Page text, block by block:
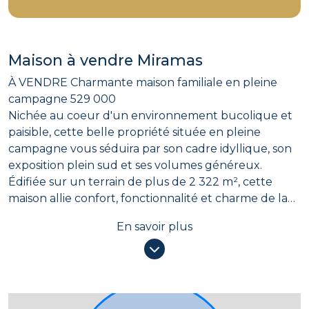
Maison à vendre Miramas
À VENDRE Charmante maison familiale en pleine
campagne 529 000
Nichée au coeur d'un environnement bucolique et
paisible, cette belle propriété située en pleine
campagne vous séduira par son cadre idyllique, son
exposition plein sud et ses volumes généreux.
Édifiée sur un terrain de plus de 2 322 m², cette
maison allie confort, fonctionnalité et charme de la
chambres, dont 2 de plain-pied, idéales pour une vie
de famille ou pour recevoir aisément vos proches.
la convivialité. L'ensemble du bien bénéficie d'une
En savoir plus